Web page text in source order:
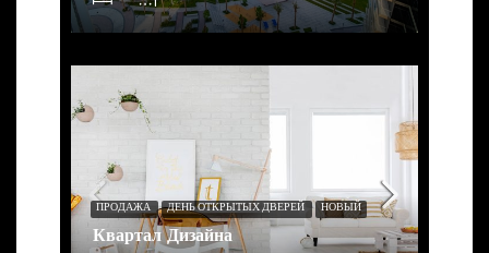
Квартал Дизайна
ПРОДАЖА ДЕНЬ ОТКРЫТЫХ ДВЕРЕЙ НОВЫЙ